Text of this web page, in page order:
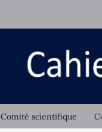
Comité scientifique